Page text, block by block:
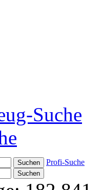
Suche
Profi-Suche